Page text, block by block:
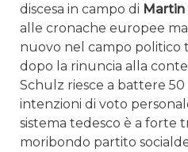
discesa in campo di Martin
alle cronache europee
nuovo nel campo politico
dopo la rinuncia alla
Schulz riesce a battere
intenzioni di voto
sistema tedesco è a forte
moribondo partito